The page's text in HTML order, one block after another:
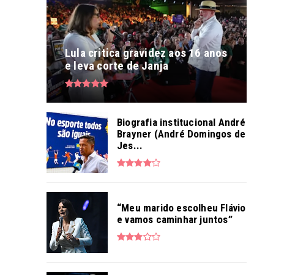
Lula critica gravidez aos 16 anos
e leva corte de Janja
Biografia institucional André
Brayner (André Domingos de
Jes...
“Meu marido escolheu Flávio
e vamos caminhar juntos”